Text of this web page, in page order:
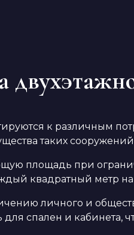
к различным
таких
площадь при
квадратный метр на
личного и
для спален и кабинета,